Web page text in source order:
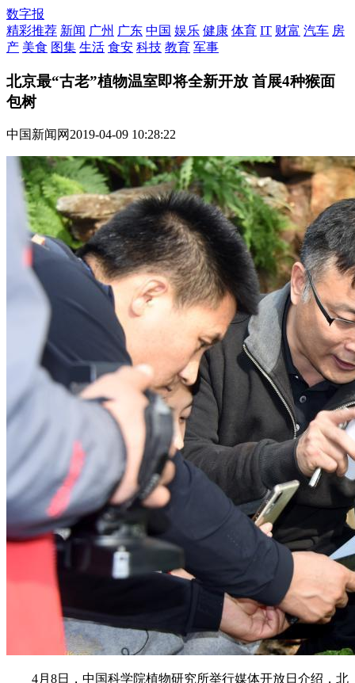
数字报
精彩推荐 新闻 广州 广东 中国 娱乐 健康 体育 IT 财富 汽车 房
产 美食 图集 生活 食安 科技 教育 军事
北京最“古老”植物温室即将全新开放 首展4种猴面
包树
中国新闻网2019-04-09 10:28:22
4月8日，中国科学院植物研究所举行媒体开放日介绍，北